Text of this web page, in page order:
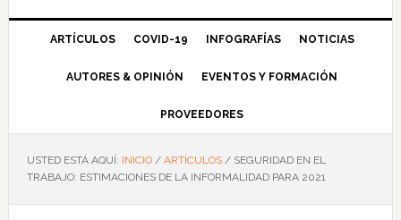
ARTÍCULOS COVID-19 INFOGRAFÍAS NOTICIAS
AUTORES & OPINIÓN EVENTOS Y FORMACIÓN
PROVEEDORES
USTED ESTÁ AQUÍ: INICIO / ARTÍCULOS /SEGURIDAD EN EL
TRABAJO: ESTIMACIONES DE LA INFORMALIDAD PARA 2021